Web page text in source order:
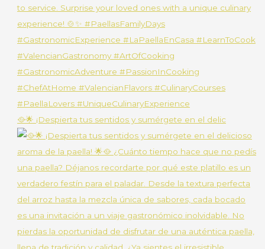
🥘🌟 ¡Despierta tus sentidos y sumérgete en el delic